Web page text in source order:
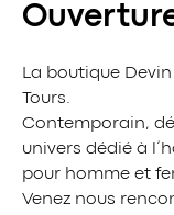
La boutique
Tours.
Contemporain,
univers dédié à
pour homme et
Venez nous